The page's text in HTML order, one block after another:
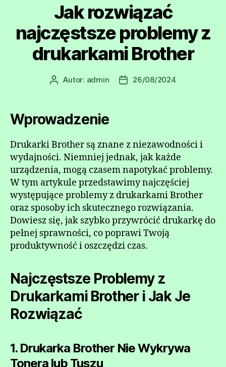
Jak rozwiązać
najczęstsze problemy z
drukarkami Brother
AutorAutor: admin
Data26/08/2024
Wprowadzenie
Drukarki Brother są znane z niezawodności i
wydajności. Niemniej jednak, jak każde
urządzenia, mogą czasem napotykać problemy.
W tym artykule przedstawimy najczęściej
występujące problemy z drukarkami Brother
oraz sposoby ich skutecznego rozwiązania.
Dowiesz się, jak szybko przywrócić drukarkę do
pełnej sprawności, co poprawi Twoją
produktywność i oszczędzi czas.
Najczęstsze Problemy z
Drukarkami Brother i Jak Je
Rozwiązać
1. Drukarka Brother Nie Wykrywa
Tonera lub Tuszu